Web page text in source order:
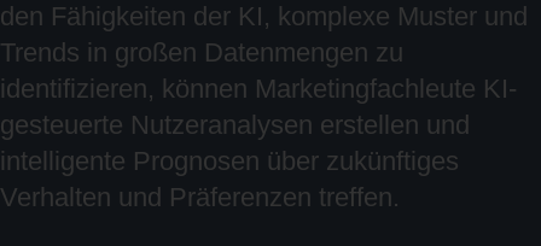
den Fähigkeiten der KI, komplexe Muster und
Trends in großen Datenmengen zu
identifizieren, können Marketingfachleute KI-
gesteuerte Nutzeranalysen erstellen und
intelligente Prognosen über zukünftiges
Verhalten und Präferenzen treffen.